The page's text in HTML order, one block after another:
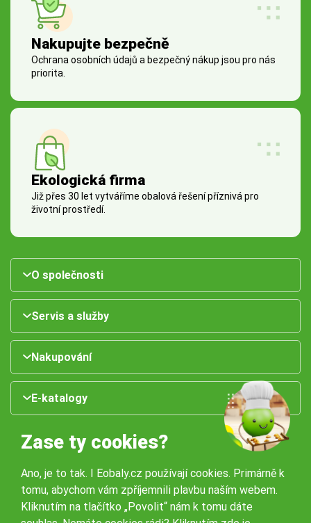
Nakupujte bezpečně
Ochrana osobních údajů a bezpečný nákup jsou pro nás
priorita.
Ekologická firma
Již přes 30 let vytváříme obalová řešení příznivá pro
životní prostředí.
O společnosti
Servis a služby
Nakupování
E-katalogy
Zase ty cookies?
Ano, je to tak. I Eobaly.cz používají cookies. Primárně k
tomu, abychom vám zpříjemnili plavbu naším webem.
Kliknutím na tlačítko „Povolit“ nám k tomu dáte